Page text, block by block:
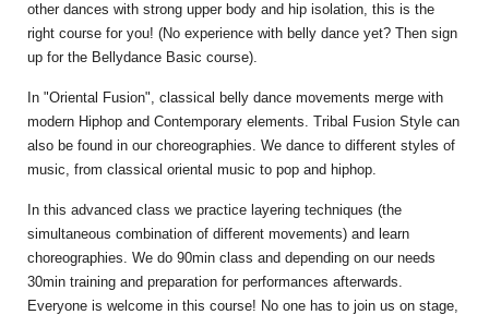
other dances with strong upper body and hip isolation, this is the
right course for you! (No experience with belly dance yet? Then sign
up for the Bellydance Basic course).
In "Oriental Fusion", classical belly dance movements merge with
modern Hiphop and Contemporary elements. Tribal Fusion Style can
also be found in our choreographies. We dance to different styles of
music, from classical oriental music to pop and hiphop.
In this advanced class we practice layering techniques (the
simultaneous combination of different movements) and learn
choreographies. We do 90min class and depending on our needs
30min training and preparation for performances afterwards.
Everyone is welcome in this course! No one has to join us on stage,